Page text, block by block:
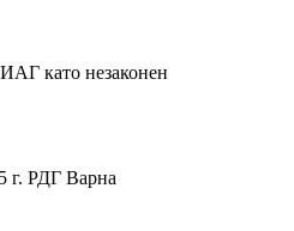
като незаконен
г. РДГ Варна